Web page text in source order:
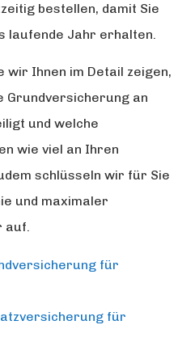
bestellen, damit Sie
laufende Jahr erhalten.
wir Ihnen im Detail zeigen,
Grundversicherung an
und welche
wie viel an Ihren
schlüsseln wir für Sie
und maximaler
auf.
für
für